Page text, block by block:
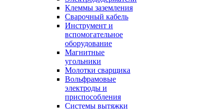
Клеммы заземления
Сварочный кабель
Инструмент и
вспомогательное
оборудование
Магнитные
угольники
Молотки сварщика
Вольфрамовые
электроды и
приспособления
Системы вытяжки